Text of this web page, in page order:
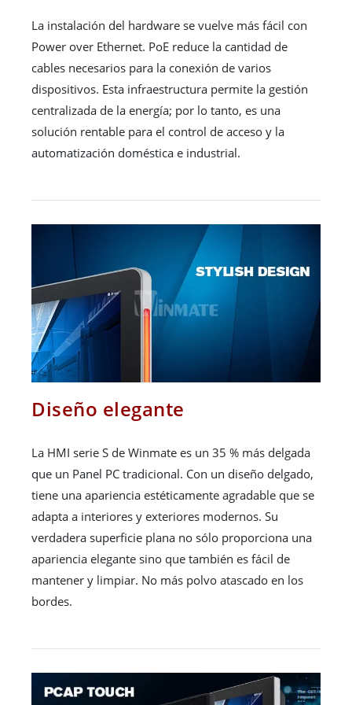
La instalación del hardware se vuelve más fácil con
Power over Ethernet. PoE reduce la cantidad de
cables necesarios para la conexión de varios
dispositivos. Esta infraestructura permite la gestión
centralizada de la energía; por lo tanto, es una
solución rentable para el control de acceso y la
automatización doméstica e industrial.
Diseño elegante
La HMI serie S de Winmate es un 35 % más delgada
que un Panel PC tradicional. Con un diseño delgado,
tiene una apariencia estéticamente agradable que se
adapta a interiores y exteriores modernos. Su
verdadera superficie plana no sólo proporciona una
apariencia elegante sino que también es fácil de
mantener y limpiar. No más polvo atascado en los
bordes.